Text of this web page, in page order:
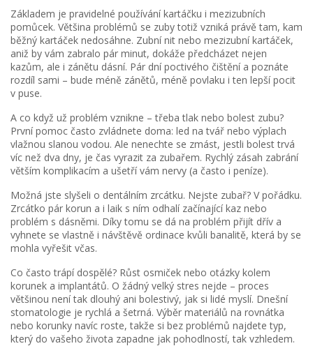
Základem je pravidelné používání kartáčku i mezizubních
pomůcek. Většina problémů se zuby totiž vzniká právě tam, kam
běžný kartáček nedosáhne. Zubní nit nebo mezizubní kartáček,
aniž by vám zabralo pár minut, dokáže předcházet nejen
kazům, ale i zánětu dásní. Pár dní poctivého čištění a poznáte
rozdíl sami – bude méně zánětů, méně povlaku i ten lepší pocit
v puse.
A co když už problém vznikne – třeba tlak nebo bolest zubu?
První pomoc často zvládnete doma: led na tvář nebo výplach
vlažnou slanou vodou. Ale nenechte se zmást, jestli bolest trvá
víc než dva dny, je čas vyrazit za zubařem. Rychlý zásah zabrání
větším komplikacím a ušetří vám nervy (a často i peníze).
Možná jste slyšeli o dentálním zrcátku. Nejste zubař? V pořádku.
Zrcátko pár korun a i laik s ním odhalí začínající kaz nebo
problém s dásněmi. Díky tomu se dá na problém přijít dřív a
vyhnete se vlastně i návštěvě ordinace kvůli banalitě, která by se
mohla vyřešit včas.
Co často trápí dospělé? Růst osmiček nebo otázky kolem
korunek a implantátů. O žádný velký stres nejde – proces
většinou není tak dlouhý ani bolestivý, jak si lidé myslí. Dnešní
stomatologie je rychlá a šetrná. Výběr materiálů na rovnátka
nebo korunky navíc roste, takže si bez problémů najdete typ,
který do vašeho života zapadne jak pohodlností, tak vzhledem.